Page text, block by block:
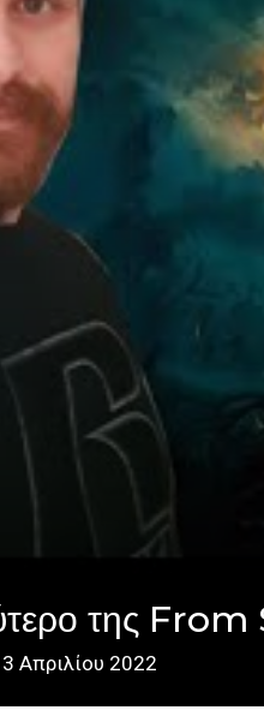
της
3 Απριλίου 2022